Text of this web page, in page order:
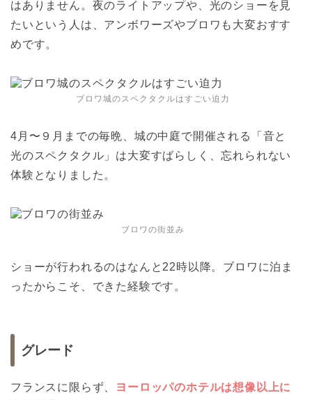
はありません。夜のライトアップや、光のショーを見
たいという人は、アンボワーズやブロワも大変おすす
めです。
ブロワ城のスペクタクルはすごい迫力
4月〜９月までの毎晩、城の中庭で開催される「音と
光のスペクタクル」は大変すばらしく、忘れられない
体験となりました。
ブロワの街並み
ショーが行われるのはなんと22時以降。ブロワに泊ま
ったからこそ、できた経験です。
グレード
フランスに限らず、
ヨーロッパのホテルは想像以上に